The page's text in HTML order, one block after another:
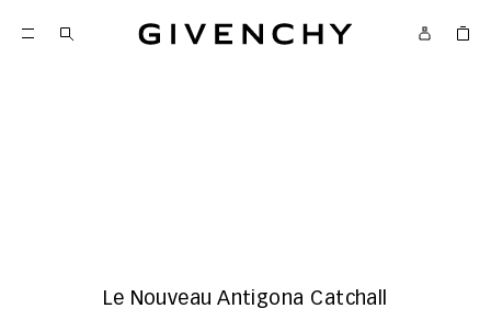
Givenchy
Le Nouveau Antigona Catchall